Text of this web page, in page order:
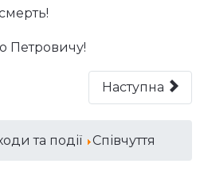
Петровичу!
Наступна
та події Співчуття